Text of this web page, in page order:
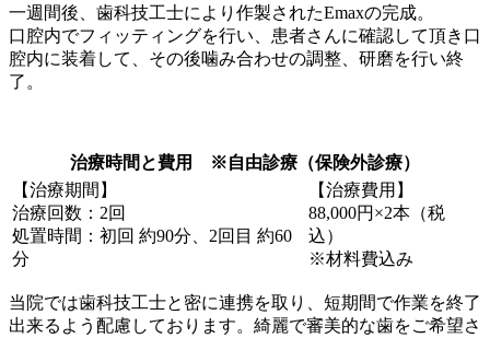
一週間後、歯科技工士により作製されたEmaxの完成。
口腔内でフィッティングを行い、患者さんに確認して頂き口
腔内に装着して、その後噛み合わせの調整、研磨を行い終
了。
治療時間と費用 ※自由診療（保険外診療）
【治療期間】
治療回数：2回
処置時間：初回 約90分、2回目 約60
分
【治療費用】
88,000円×2本（税
込）
※材料費込み
当院では歯科技工士と密に連携を取り、短期間で作業を終了
出来るよう配慮しております。綺麗で審美的な歯をご希望さ